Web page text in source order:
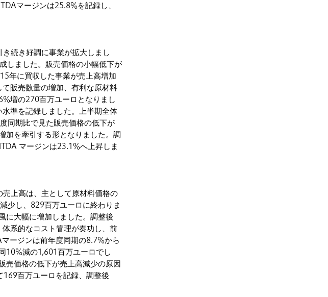
マージンは25.8%を記録し、
続き好調に事業が拡大しまし
しました。販売価格の小幅低下が
年に買収した事業が売上高増加
販売数量の増加、有利な原材料
増の270百万ユーロとなりまし
準を記録しました。上半期全体
同期比で見た販売価格の低下が
加を牽引する形となりました。調
マージンは23.1%へ上昇しま
上高は、主として原材料価格の
少し、829百万ユーロに終わりま
に大幅に増加しました。調整後
系的なコスト管理が奏功し、前
ージンは前年度同期の8.7%から
10%減の1,601百万ユーロでし
売価格の低下が売上高減少の原因
百万ユーロを記録、調整後